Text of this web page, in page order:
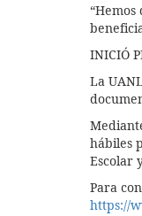
INICIÓ
La
hábiles
Escolar
Para
https://